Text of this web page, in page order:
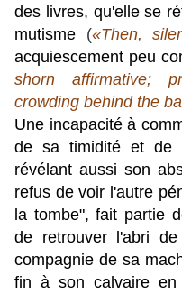
des livres, qu'elle se
mutisme («Then,
acquiescement peu
shorn affirmative;
crowding behind the
Une incapacité à
de sa timidité et de
révélant aussi son
refus de voir l'autre
la tombe", fait partie
de retrouver l'abri
compagnie de sa
fin à son calvaire en